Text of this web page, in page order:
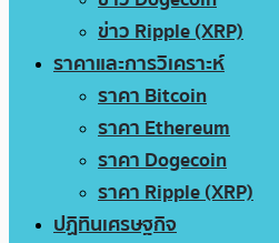
ข่าว Ripple (XRP)
ราคาและการวิเคราะห์
ราคา Bitcoin
ราคา Ethereum
ราคา Dogecoin
ราคา Ripple (XRP)
ปฏิทินเศรษฐกิจ